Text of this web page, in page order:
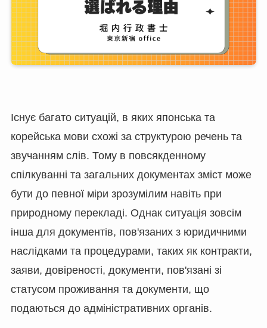
Існує багато ситуацій, в яких японська та
корейська мови схожі за структурою речень та
звучанням слів. Тому в повсякденному
спілкуванні та загальних документах зміст може
бути до певної міри зрозумілим навіть при
природному перекладі. Однак ситуація зовсім
інша для документів, пов'язаних з юридичними
наслідками та процедурами, таких як контракти,
заяви, довіреності, документи, пов'язані зі
статусом проживання та документи, що
подаються до адміністративних органів.